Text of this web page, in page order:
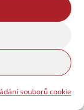
souborů cookie